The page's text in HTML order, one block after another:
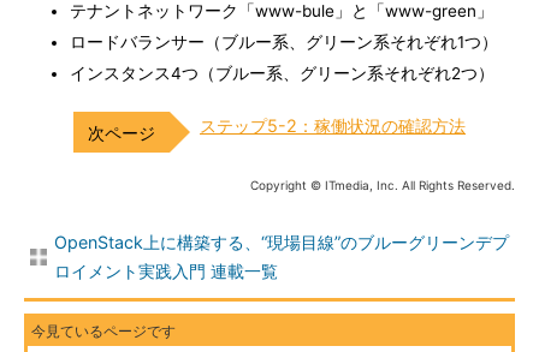
テナントネットワーク「www-bule」と「www-green」
ロードバランサー（ブルー系、グリーン系それぞれ1つ）
インスタンス4つ（ブルー系、グリーン系それぞれ2つ）
ステップ5-2：稼働状況の確認方法
Copyright © ITmedia, Inc. All Rights Reserved.
OpenStack上に構築する、“現場目線”のブルーグリーンデプ
ロイメント実践入門 連載一覧